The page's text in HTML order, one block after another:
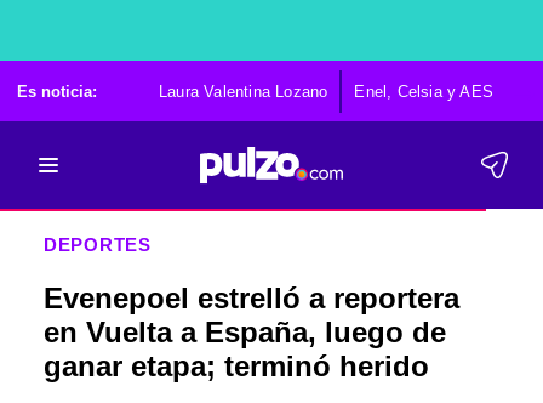
Es noticia: Laura Valentina Lozano Enel, Celsia y AES
DEPORTES
Evenepoel estrelló a reportera
en Vuelta a España, luego de
ganar etapa; terminó herido